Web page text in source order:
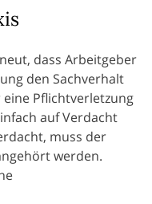
dass Arbeitgeber
den Sachverhalt
Pflichtverletzung
auf Verdacht
muss der
werden.